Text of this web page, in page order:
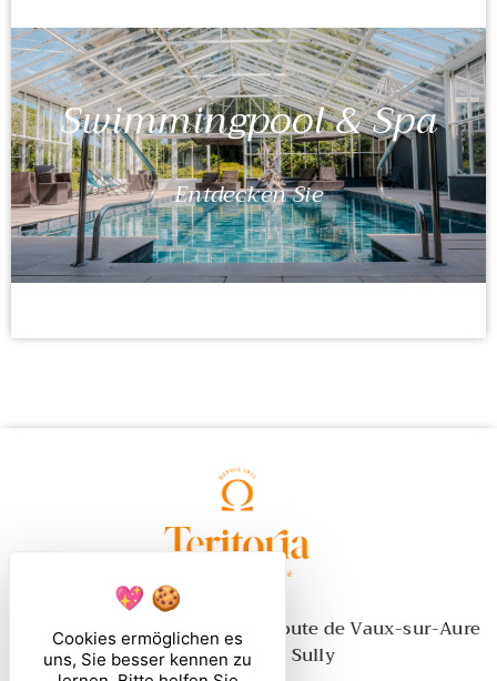
Swimmingpool & Spa
Entdecken Sie
Route de Port-en-Bessin - 1 Route de Vaux-sur-Aure
14400 Bayeux Sully
Cookies ermöglichen es
uns, Sie besser kennen zu